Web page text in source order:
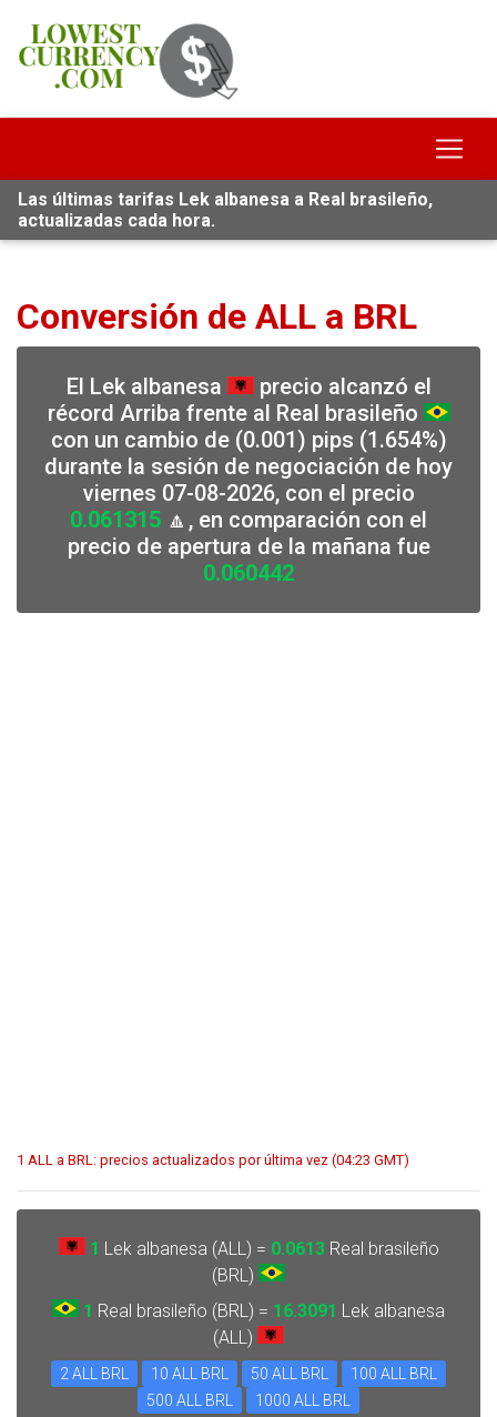
Las últimas tarifas Lek albanesa a Real brasileño,
actualizadas cada hora.
Conversión de ALL a BRL
El Lek albanesa
precio alcanzó el
récord Arriba frente al Real brasileño
con un cambio de (0.001) pips (1.654%)
durante la sesión de negociación de hoy
viernes 07-08-2026, con el precio
0.061315 🔼, en comparación con el
precio de apertura de la mañana fue
0.060442
1 ALL a BRL: precios actualizados por última vez (04:23 GMT)
1 Lek albanesa (ALL) = 0.0613 Real brasileño
(BRL)
1 Real brasileño (BRL) = 16.3091 Lek albanesa
(ALL)
2 ALL BRL 10 ALL BRL 50 ALL BRL
100 ALL BRL
500 ALL BRL
1000 ALL BRL